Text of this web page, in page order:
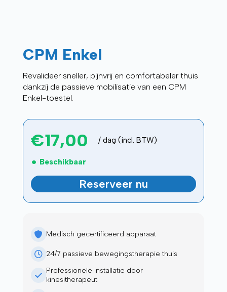
CPM Enkel
Revalideer sneller, pijnvrij en comfortabeler thuis
dankzij de passieve mobilisatie van een CPM
Enkel-toestel.
€17,00 / dag (incl. BTW)
Beschikbaar
Reserveer nu
Medisch gecertificeerd apparaat
24/7 passieve bewegingstherapie thuis
Professionele installatie door
kinesitherapeut